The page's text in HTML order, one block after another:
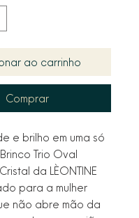
ao carrinho
Comprar
e brilho em uma só
Trio Oval
da LÈONTINE
para a mulher
não abre mão da